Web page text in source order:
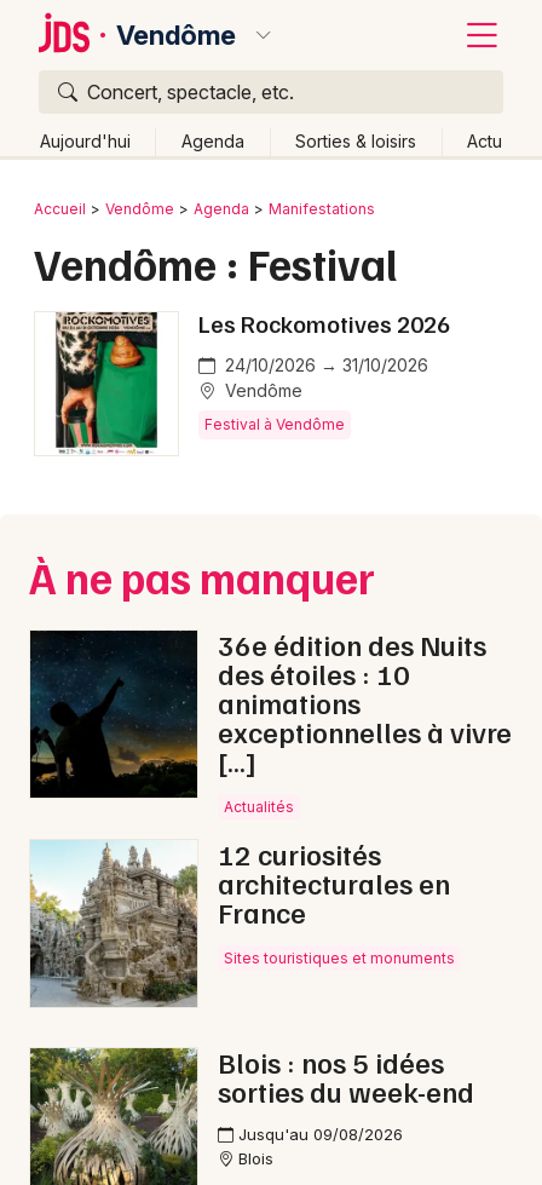
Vendôme
Concert, spectacle, etc.
Aujourd'hui Agenda Sorties & loisirs Actu
Publier un événement
Grands événements
Activité & Expérience
Spectacles
Concerts
Sports
Soirées
Expos
Sorties & loisirs
Festival dans le Loir-et-Cher
Festival dans le Centre
Festival dans le Centre-Val de Loire
Bordeaux
Lille
Lyon
Marseille
Montpellier
Nantes
Nice
Paris
Strasbourg
Toulouse
Toutes les villes
Retour
Accueil Vendôme Agenda Manifestations
Vendôme : Festival
Les Rockomotives 2026
24/10/2026 → 31/10/2026
Vendôme
Festival à Vendôme
À ne pas manquer
36e édition des Nuits
des étoiles : 10
animations
exceptionnelles à vivre
[…]
Actualités
12 curiosités
architecturales en
France
Sites touristiques et monuments
Blois : nos 5 idées
sorties du week-end
Jusqu'au 09/08/2026
Blois
Quoi ?
Où ?
Partout
Près de moi Changer de lieu
Quand ?
Effacer les dates
Aujourd'hui
Demain Ce week-end Autre